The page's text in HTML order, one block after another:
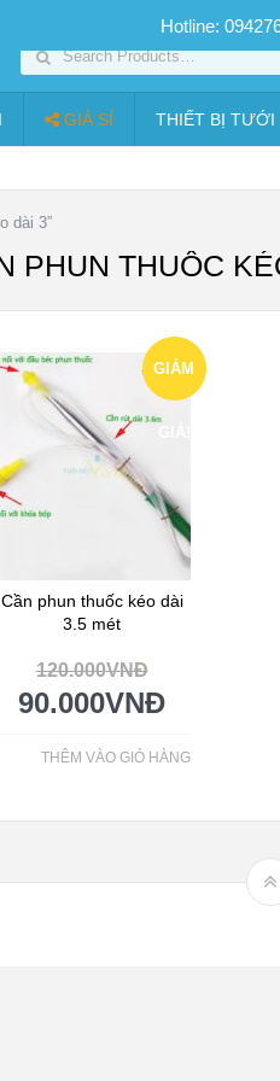
SP PHUN SƯƠNG GIÁ TỐT Bộ
GIÁ SỈ THIẾT BỊ TƯỚI
dài 3”
PHUN THUỐC
GIẢM
Cần phun thuốc kéo dài
3.5 mét
120.000VNĐ
90.000VNĐ
THÊM VÀO GIỎ HÀNG
Hotline: